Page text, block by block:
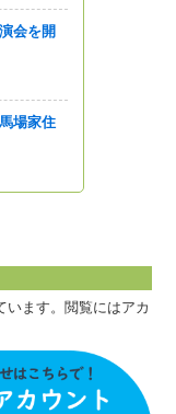
会を開
場家住
ます。閲覧にはアカ